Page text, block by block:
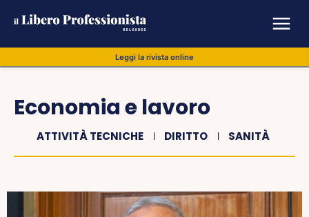
Leggi la rivista online
Economia e lavoro
ATTIVITÀ TECNICHE DIRITTO SANITÀ